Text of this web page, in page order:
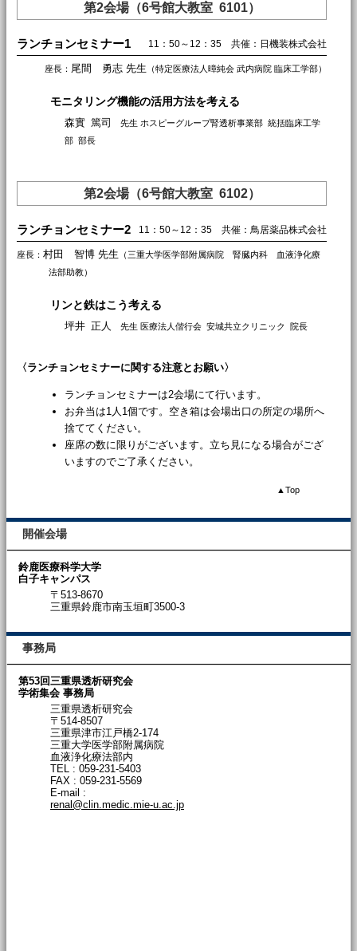
第2会場（6号館大教室 6101）
ランチョンセミナー1 11：50～12：35 共催：日機装株式会社
座長： 尾間 勇志 先生 （特定医療法人暲純会 武内病院 臨床工学部）
モニタリング機能の活用方法を考える
森實 篤司
先生 ホスピーグループ腎透析事業部 統括臨床工学
部 部長
第2会場（6号館大教室 6102）
ランチョンセミナー2 11：50～12：35 共催：鳥居薬品株式会社
座長：村田 智博 先生
（三重大学医学部附属病院 腎臓内科 血液浄化療
法部助教）
リンと鉄はこう考える
坪井 正人 先生 医療法人偕行会 安城共立クリニック 院長
〈ランチョンセミナーに関する注意とお願い〉
ランチョンセミナーは2会場にて行います。
お弁当は1人1個です。空き箱は会場出口の所定の場所へ
捨ててください。
座席の数に限りがございます。立ち見になる場合がござ
いますのでご了承ください。
▲Top
開催会場
鈴鹿医療科学大学
白子キャンパス
〒513-8670
三重県鈴鹿市南玉垣町3500-3
事務局
第53回三重県透析研究会
学術集会 事務局
三重県透析研究会
〒514-8507
三重県津市江戸橋2-174
三重大学医学部附属病院
血液浄化療法部内
TEL : 059-231-5403
FAX : 059-231-5569
E-mail :
renal@clin.medic.mie-u.ac.jp